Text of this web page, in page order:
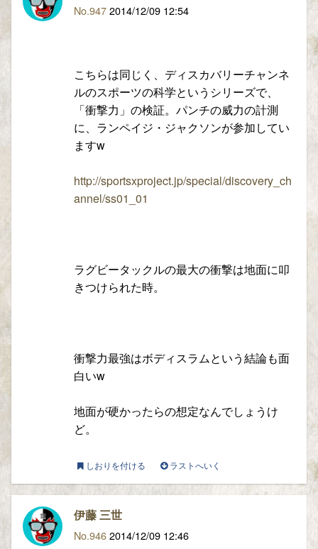
No.9472014/12/09 12:54
こちらは同じく、ディスカバリーチャンネ
ルのスポーツの科学というシリーズで、
「衝撃力」の検証。パンチの威力の計測
に、ランペイジ・ジャクソンが参加してい
ますw
http://sportsxproject.jp/special/discovery_ch
annel/ss01_01
ラグビータックルの最大の衝撃は地面に叩
きつけられた時。
衝撃力最強はボディスラムという結論も面
白いw
地面が硬かったらの想定なんでしょうけ
ど。
しおりを付ける ラストへいく
伊藤 三世
No.9462014/12/09 12:46